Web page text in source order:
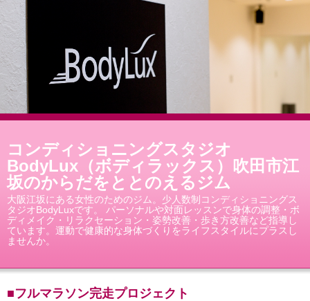
コンディショニングスタジオ
BodyLux（ボディラックス）吹田市江
坂のからだをととのえるジム
大阪江坂にある女性のためのジム。少人数制コンディショニングス
タジオBodyLuxです。 パーソナルや対面レッスンで身体の調整・ボ
ディメイク・リラクセーション・姿勢改善・歩き方改善など指導し
ています。運動で健康的な身体づくりをライフスタイルにプラスし
ませんか。
■フルマラソン完走プロジェクト